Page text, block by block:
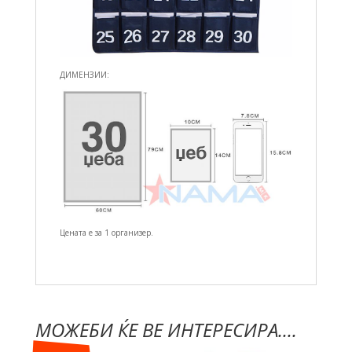
ДИМЕНЗИИ:
Цената е за 1 организер.
МОЖЕБИ ЌЕ ВЕ ИНТЕРЕСИРА....